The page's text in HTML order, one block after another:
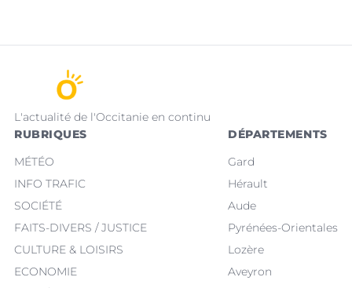
L'actualité de l'Occitanie en continu
RUBRIQUES
MÉTÉO
INFO TRAFIC
SOCIÉTÉ
FAITS-DIVERS / JUSTICE
CULTURE & LOISIRS
ECONOMIE
DÉPARTEMENTS
Gard
Hérault
Aude
Pyrénées-Orientales
Lozère
Aveyron